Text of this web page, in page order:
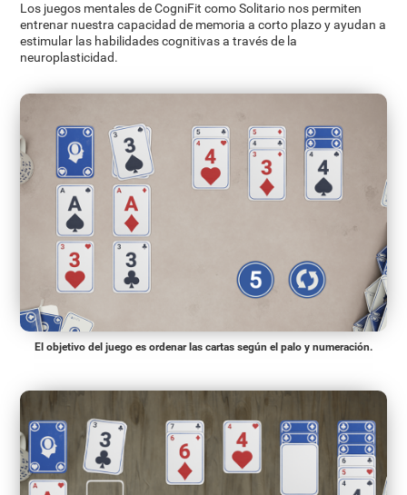
Los juegos mentales de CogniFit como Solitario nos permiten
entrenar nuestra capacidad de memoria a corto plazo y ayudan a
estimular las habilidades cognitivas a través de la
neuroplasticidad.
El objetivo del juego es ordenar las cartas según el palo y numeración.